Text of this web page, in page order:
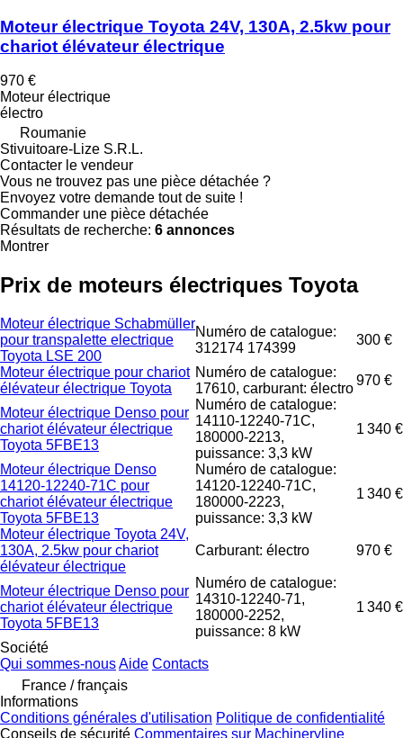
Moteur électrique Toyota 24V, 130A, 2.5kw pour
chariot élévateur électrique
970 €
Moteur électrique
électro
Roumanie
Stivuitoare-Lize S.R.L.
Contacter le vendeur
Vous ne trouvez pas une pièce détachée ?
Envoyez votre demande tout de suite !
Commander une pièce détachée
Résultats de recherche: 6 annonces
Montrer
Prix de moteurs électriques Toyota
Moteur électrique Schabmüller
pour transpalette electrique
Toyota LSE 200
Numéro de catalogue:
312174 174399
300 €
Moteur électrique pour chariot
élévateur électrique Toyota
Numéro de catalogue:
17610, carburant: électro
970 €
Moteur électrique Denso pour
chariot élévateur électrique
Toyota 5FBE13
Numéro de catalogue:
14110-12240-71C,
180000-2213,
puissance: 3,3 kW
1 340 €
Moteur électrique Denso
14120-12240-71C pour
chariot élévateur électrique
Toyota 5FBE13
Numéro de catalogue:
14120-12240-71C,
180000-2223,
puissance: 3,3 kW
1 340 €
Moteur électrique Toyota 24V,
130A, 2.5kw pour chariot
élévateur électrique
Carburant: électro 970 €
Moteur électrique Denso pour
chariot élévateur électrique
Toyota 5FBE13
Numéro de catalogue:
14310-12240-71,
180000-2252,
puissance: 8 kW
1 340 €
Société
Qui sommes-nousAide Contacts
France / français
Informations
Conditions générales d'utilisation Politique de confidentialité
Conseils de sécurité Commentaires sur Machineryline